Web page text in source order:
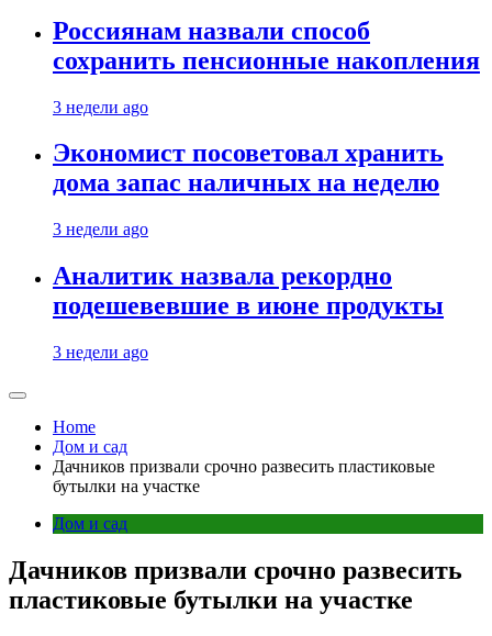
Россиянам назвали способ
сохранить пенсионные накопления
3 недели ago
Экономист посоветовал хранить
дома запас наличных на неделю
3 недели ago
Аналитик назвала рекордно
подешевевшие в июне продукты
3 недели ago
Home
Дом и сад
Дачников призвали срочно развесить пластиковые
бутылки на участке
Дом и сад
Дачников призвали срочно развесить
пластиковые бутылки на участке